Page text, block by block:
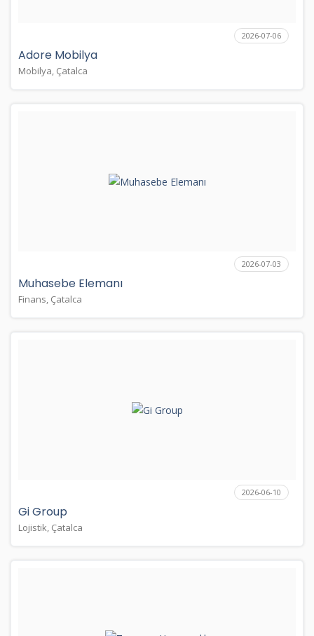
2026-07-06
Adore Mobilya
Mobilya, Çatalca
2026-07-03
Muhasebe Elemanı
Finans, Çatalca
2026-06-10
Gi Group
Lojistik, Çatalca